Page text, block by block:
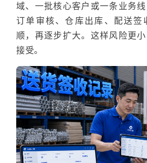
域、一批核心客户或一条业务线
订单审核、仓库出库、配送签
顺，再逐步扩大。这样风险更
接受。